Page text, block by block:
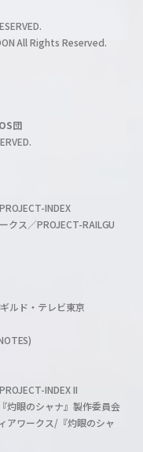
All Rights Reserved.
団
INDEX
クス／PROJECT-RAILGU
ルド・テレビ東京
INDEX II
灼眼のシャナ』製作委員会
アワークス/『灼眼のシャ